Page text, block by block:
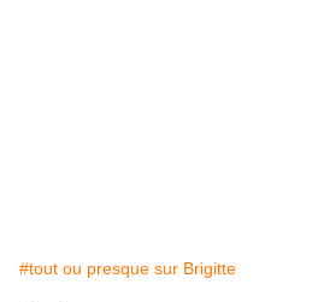
#tout ou presque sur Brigitte